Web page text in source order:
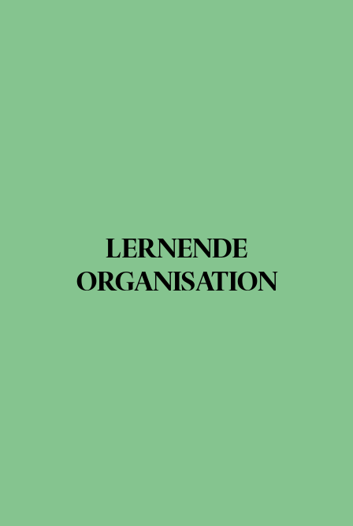
LERNENDE
ORGANISATION